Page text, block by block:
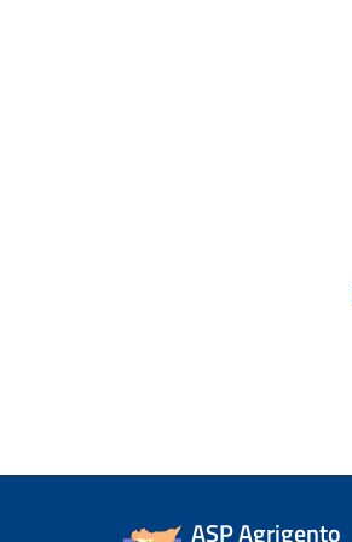
ASP Agrigento